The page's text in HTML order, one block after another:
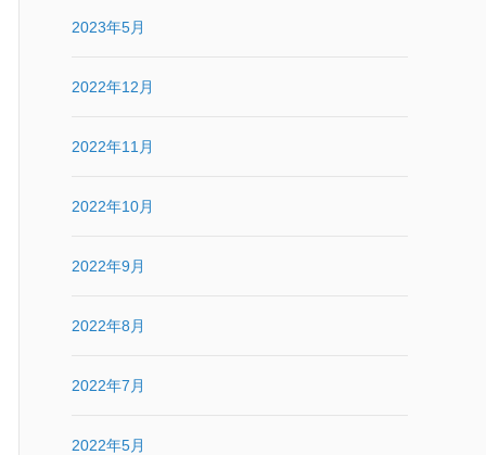
2023年5月
2022年12月
2022年11月
2022年10月
2022年9月
2022年8月
2022年7月
2022年5月